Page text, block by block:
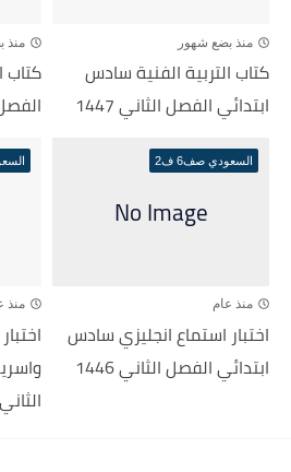
منذ بضع شهور
كتاب التربية الفنية سادس
ابتدائي الفصل الثاني 1447
منذ
كتاب
الفصل
السعودي صف6 ف2
منذ عام
اختبار استماع انجليزي سادس
ابتدائي الفصل الثاني 1446
منذ
الثاني 1446